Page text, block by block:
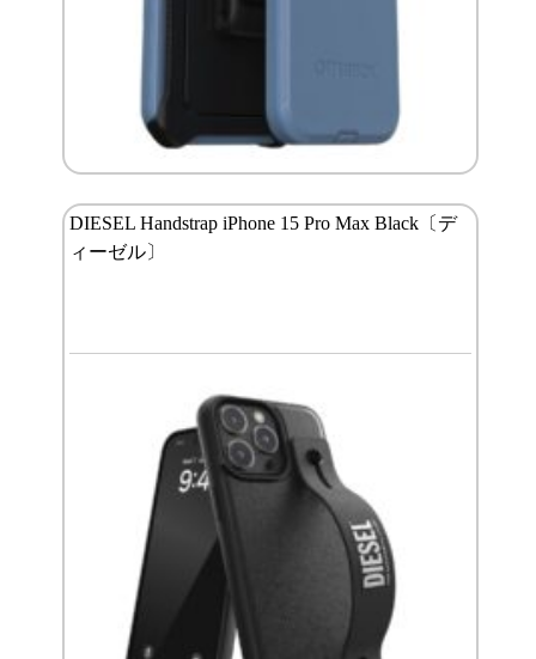
DIESEL Handstrap iPhone 15 Pro Max Black〔デ
ィーゼル〕